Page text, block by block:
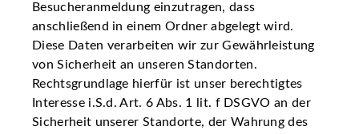
Besucheranmeldung einzutragen, dass
anschließend in einem Ordner abgelegt wird.
Diese Daten verarbeiten wir zur Gewährleistung
von Sicherheit an unseren Standorten.
Rechtsgrundlage hierfür ist unser berechtigtes
Interesse i.S.d. Art. 6 Abs. 1 lit. f DSGVO an der
Sicherheit unserer Standorte, der Wahrung des